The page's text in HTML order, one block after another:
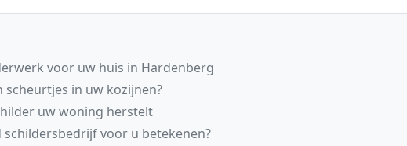
voor uw huis in Hardenberg
scheurtjes in uw kozijnen?
uw woning herstelt
schildersbedrijf voor u betekenen?